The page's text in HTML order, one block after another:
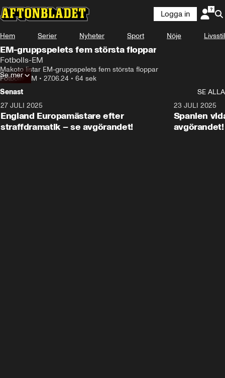
Logga in
Hem Serier Nyheter Sport Nöje Livsstil
EM-gruppspelets fem största floppar
Fotbolls-EM
Makoto listar EM-gruppspelets fem största floppar
Fotbolls-EM • 27.06.24 • 64 sek
Se mer
Senast
SE ALLA
27 JULI 2025
England Europamästare efter
straffdramatik – se avgörandet!
23 JULI 2025
Spanien
avgörandet!